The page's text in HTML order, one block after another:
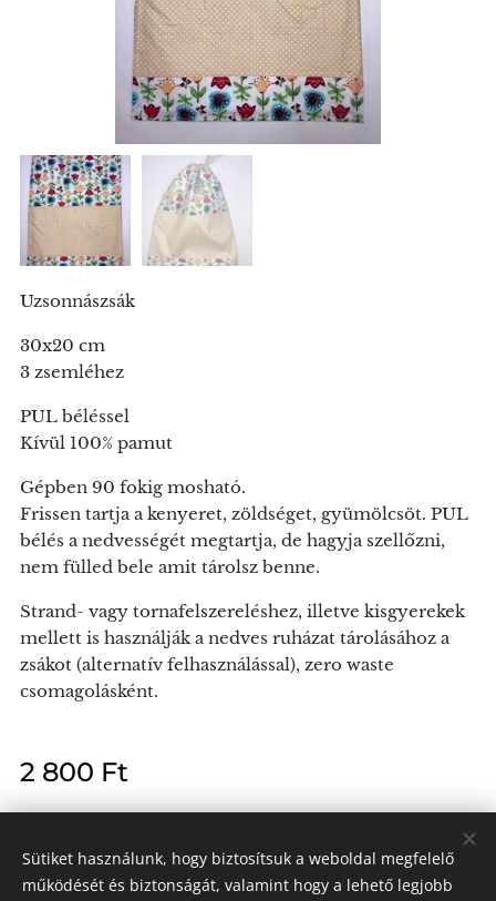
Uzsonnászsák
30x20 cm
3 zsemléhez
PUL béléssel
Kívül 100% pamut
Gépben 90 fokig mosható.
Frissen tartja a kenyeret, zöldséget, gyümölcsöt. PUL
bélés a nedvességét megtartja, de hagyja szellőzni,
nem fülled bele amit tárolsz benne.
Strand- vagy tornafelszereléshez, illetve kisgyerekek
mellett is használják a nedves ruházat tárolásához a
zsákot (alternatív felhasználással), zero waste
csomagolásként.
2 800 Ft
Kendra László e.v.
Sütiket használunk, hogy biztosítsuk a weboldal megfelelő
működését és biztonságát, valamint hogy a lehető legjobb